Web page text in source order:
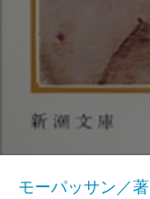
モーパッサン／